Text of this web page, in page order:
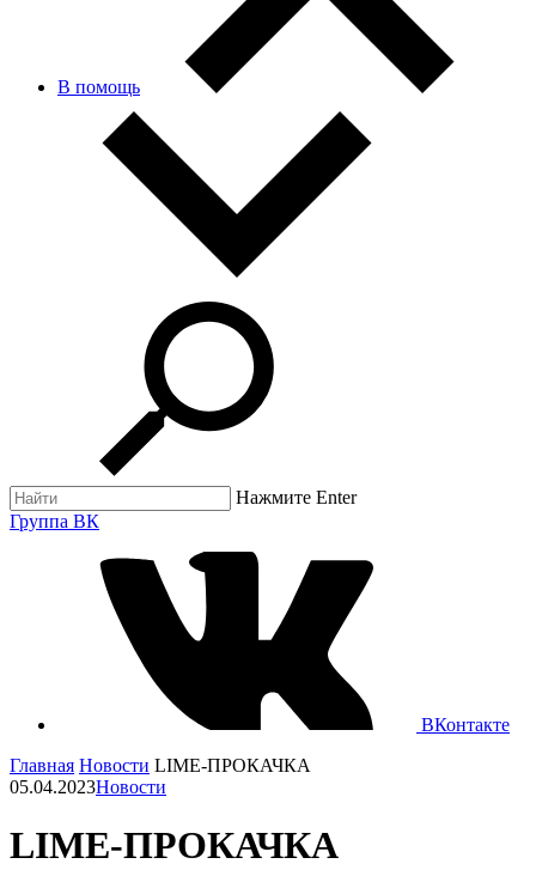
В помощь
Нажмите Enter
Группа ВК
ВКонтакте
Главная Новости LIME-ПРОКАЧКА
05.04.2023Новости
LIME-ПРОКАЧКА